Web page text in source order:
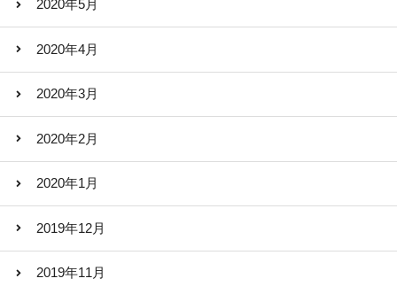
2020年5月
2020年4月
2020年3月
2020年2月
2020年1月
2019年12月
2019年11月